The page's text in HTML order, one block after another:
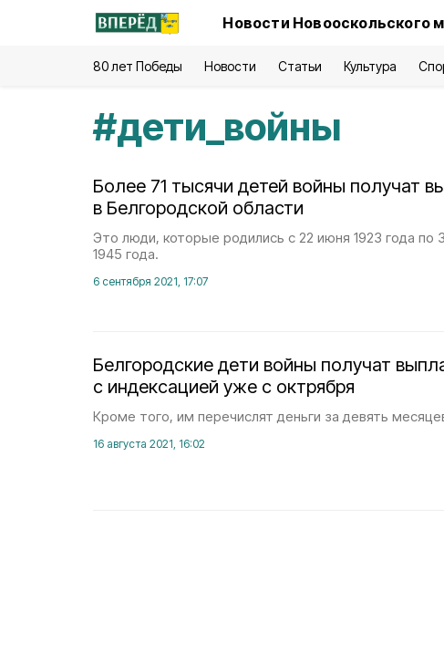
Новости Новооскольского
80 лет Победы Новости Статьи Культура
#дети_войны
Более 71 тысячи детей войны получат
в Белгородской области
Это люди, которые родились с 22 июня 1923 года по
1945 года.
6 сентября 2021, 17:07
Белгородские дети войны получат
с индексацией уже с октрября
Кроме того, им перечислят деньги за девять
16 августа 2021, 16:02